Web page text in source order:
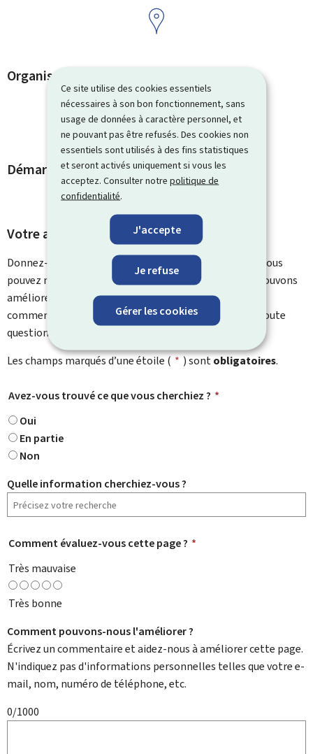
Ce site utilise des cookies essentiels
nécessaires à son bon fonctionnement, sans
usage de données à caractère personnel, et
ne pouvant pas être refusés. Des cookies non
essentiels sont utilisés à des fins statistiques
et seront activés uniquement si vous les
acceptez. Consulter notrepolitique de
confidentialité.
J'accepte
Je refuse
Gérer les cookies
Organismes de contact
Démarches et liens associés
Votre avis nous intéresse
Donnez-nous votre avis sur le contenu de cette page. Vous
pouvez nous laisser un commentaire sur ce que nous pouvons
améliorer. Vous ne recevrez pas de réponse à votre
commentaire. Utilisez le formulaire de contact pour toute
question particulière.
Les champs marqués d’une étoile ( * ) sontobligatoires.
Avez-vous trouvé ce que vous cherchiez ? *
Oui
En partie
Non
Quelle information cherchiez-vous ?
Comment évaluez-vous cette page ? *
Très mauvaise
Très bonne
Comment pouvons-nous l'améliorer ?
Écrivez un commentaire et aidez-nous à améliorer cette page.
N'indiquez pas d'informations personnelles telles que votre e-
mail, nom, numéro de téléphone, etc.
0/1000